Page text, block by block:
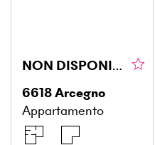
NON DISPONIBILE - VENDUTO - VERKAUFT
6618Arcegno
Appartamento